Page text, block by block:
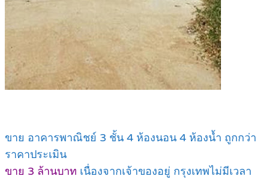
ขาย อาคารพาณิชย์ 3 ชั้น 4 ห้องนอน 4 ห้องน้ำ ถูกกว่า
ราคาประเมิน
ขาย 3 ล้านบาท เนื่องจากเจ้าของอยู่ กรุงเทพไม่มีเวลา